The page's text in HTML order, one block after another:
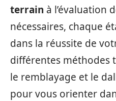
terrain à l’évaluation
nécessaires, chaque
dans la réussite de
différentes méthodes
le remblayage et le
pour vous orienter